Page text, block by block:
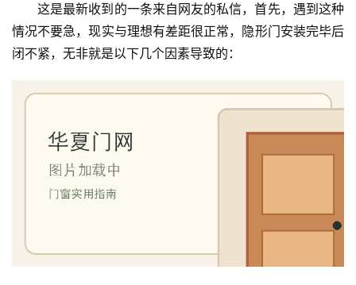
这是最新收到的一条来自网友的私信，首先，遇到这种
情况不要急，现实与理想有差距很正常，隐形门安装完毕后
闭不紧，无非就是以下几个因素导致的：